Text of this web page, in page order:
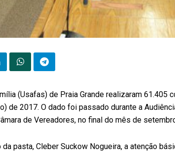
(Usafas) de Praia Grande realizaram 61.405
de 2017. O dado foi passado durante a
de Vereadores, no final do mês de
pasta, Cleber Suckow Nogueira, a atenção